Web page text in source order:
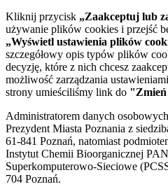
Kliknij przycisk „Zaakceptuj lub
używanie plików cookies i przejść
„Wyświetl ustawienia plików
szczegółowy opis typów plików
decyzję, które z nich chcesz
możliwość zarządzania
strony umieściliśmy link do "Zmień
Administratorem danych
Prezydent Miasta Poznania z
61-841 Poznań, natomiast
Instytut Chemii Bioorganicznej
Superkomputerowo-Sieciowe
704 Poznań.